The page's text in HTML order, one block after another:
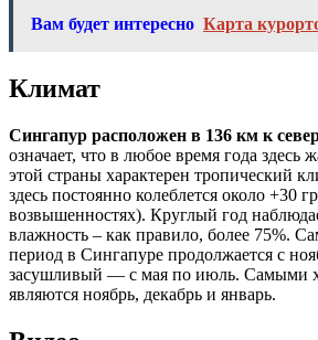
Вам будет интересно Карта
Климат
Сингапур расположен в 136 км к
означает, что в любое время года здесь
этой страны характерен тропический
здесь постоянно колеблется около +30
возвышенностях). Круглый год
влажность – как правило, более 75%.
период в Сингапуре продолжается с
засушливый — с мая по июль. Самыми
являются ноябрь, декабрь и январь.